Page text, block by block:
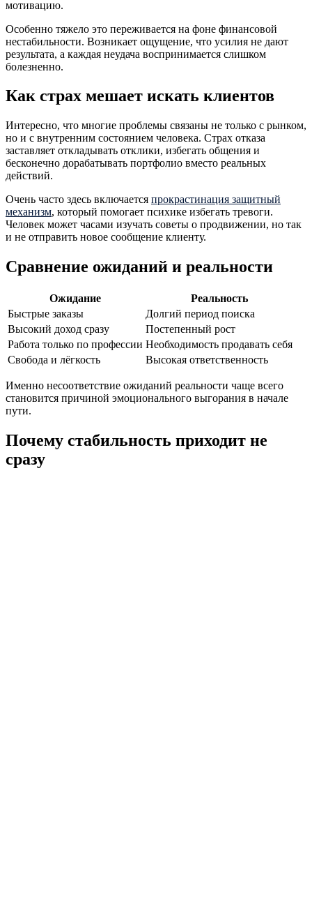
мотивацию.
Особенно тяжело это переживается на фоне финансовой
нестабильности. Возникает ощущение, что усилия не дают
результата, а каждая неудача воспринимается слишком
болезненно.
Как страх мешает искать клиентов
Интересно, что многие проблемы связаны не только с рынком,
но и с внутренним состоянием человека. Страх отказа
заставляет откладывать отклики, избегать общения и
бесконечно дорабатывать портфолио вместо реальных
действий.
Очень часто здесь включается прокрастинация защитный
механизм, который помогает психике избегать тревоги.
Человек может часами изучать советы о продвижении, но так
и не отправить новое сообщение клиенту.
Сравнение ожиданий и реальности
Ожидание
Реальность
Быстрые заказы
Долгий период поиска
Высокий доход сразу
Постепенный рост
Работа только по профессии Необходимость продавать себя
Свобода и лёгкость
Высокая ответственность
Именно несоответствие ожиданий реальности чаще всего
становится причиной эмоционального выгорания в начале
пути.
Почему стабильность приходит не
сразу